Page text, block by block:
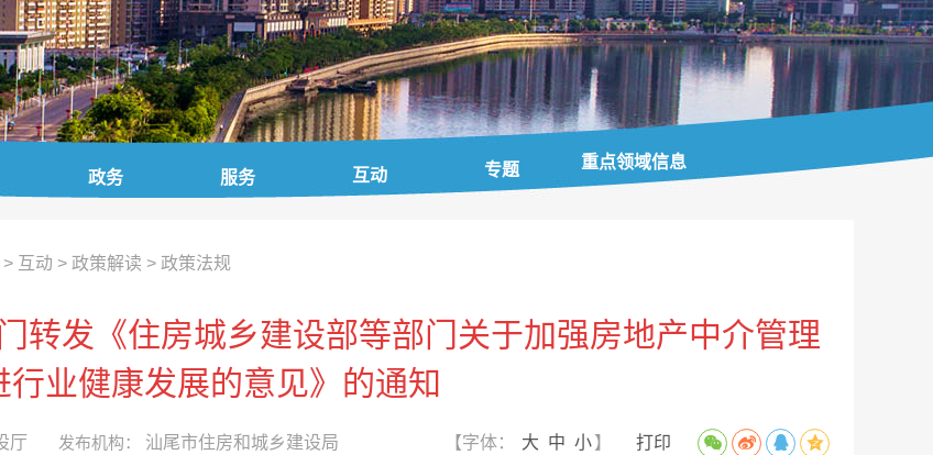
政务 服务 互动 专题 重点领域信息
> 互动 > 政策解读 > 政策法规
转发《住房城乡建设部等部门关于加强房地产中介管理
行业健康发展的意见》的通知
厅 发布机构： 汕尾市住房和城乡建设局 【字体： 大 中 小 】 打印